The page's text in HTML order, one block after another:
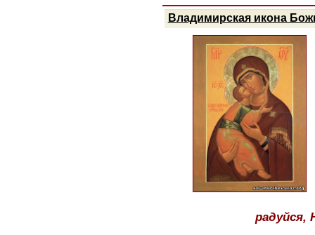
Владимирская икона
радуйся,